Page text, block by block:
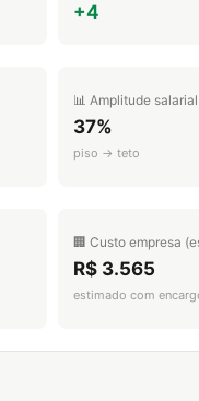
+4
📊 Amplitude salarial
37%
piso → teto
🏢 Custo empresa
R$ 3.565
estimado com